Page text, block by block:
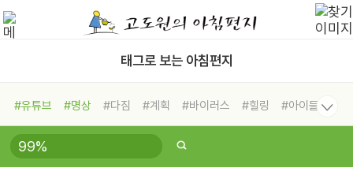
태그로 보는 아침편지
#유튜브 #명상 #다짐 #계획 #바이러스 #힐링
#아이들
#비전캠프
#독서캠프 #삶
#희망
#나눔 #친구 #링컨학교